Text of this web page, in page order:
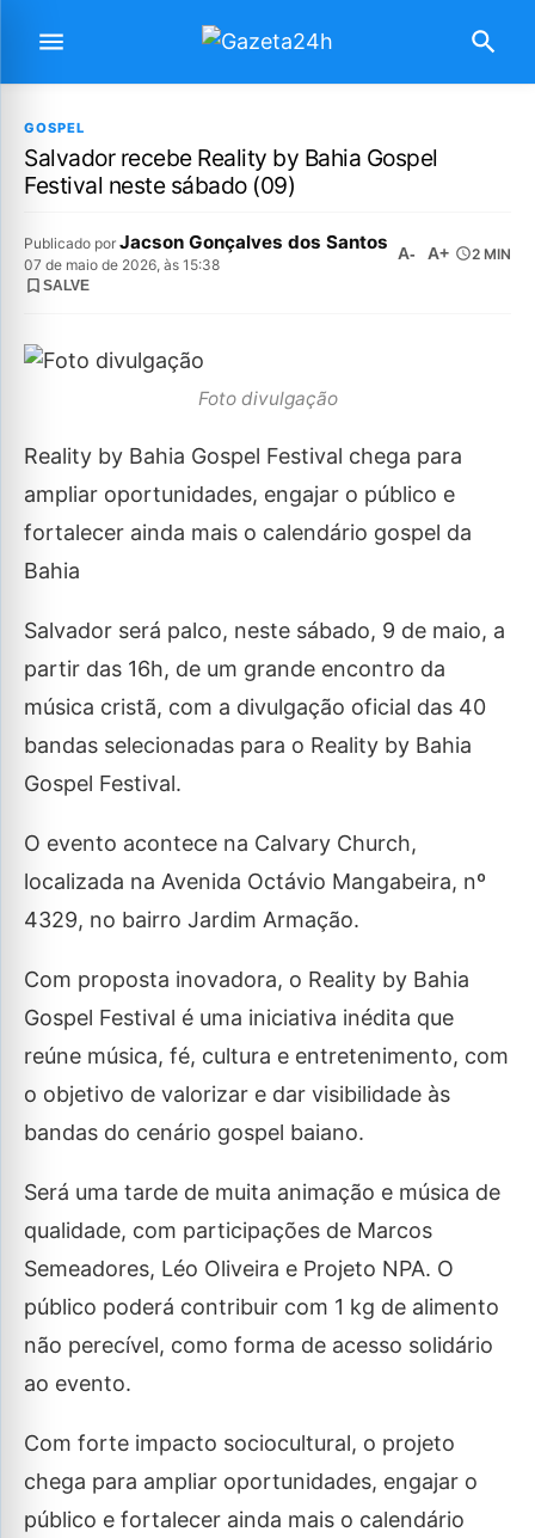
GOSPEL
Salvador recebe Reality by Bahia Gospel
Festival neste sábado (09)
Publicado por Jacson Gonçalves dos Santos
07 de maio de 2026, às 15:38
A- A+ 2 MIN
SALVE
Foto divulgação
Reality by Bahia Gospel Festival chega para
ampliar oportunidades, engajar o público e
fortalecer ainda mais o calendário gospel da
Bahia
Salvador será palco, neste sábado, 9 de maio, a
partir das 16h, de um grande encontro da
música cristã, com a divulgação oficial das 40
bandas selecionadas para o Reality by Bahia
Gospel Festival.
O evento acontece na Calvary Church,
localizada na Avenida Octávio Mangabeira, nº
4329, no bairro Jardim Armação.
Com proposta inovadora, o Reality by Bahia
Gospel Festival é uma iniciativa inédita que
reúne música, fé, cultura e entretenimento, com
o objetivo de valorizar e dar visibilidade às
bandas do cenário gospel baiano.
Será uma tarde de muita animação e música de
qualidade, com participações de Marcos
Semeadores, Léo Oliveira e Projeto NPA. O
público poderá contribuir com 1 kg de alimento
não perecível, como forma de acesso solidário
ao evento.
Com forte impacto sociocultural, o projeto
chega para ampliar oportunidades, engajar o
público e fortalecer ainda mais o calendário